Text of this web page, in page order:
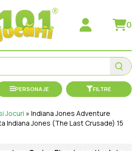
0
PERSONAJE FILTRE
Jocuri »Indiana Jones Adventure
Indiana Jones (The Last Crusade) 15